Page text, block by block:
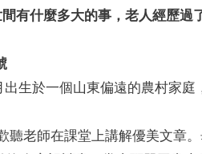
有什麼多大的事，老人經歷過
生於一個山東偏遠的農村家庭
老師在課堂上講解優美文章